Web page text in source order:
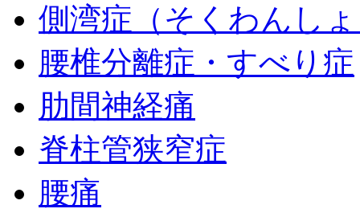
側湾症（そくわんし
腰椎分離症・すべり症
肋間神経痛
脊柱管狭窄症
腰痛